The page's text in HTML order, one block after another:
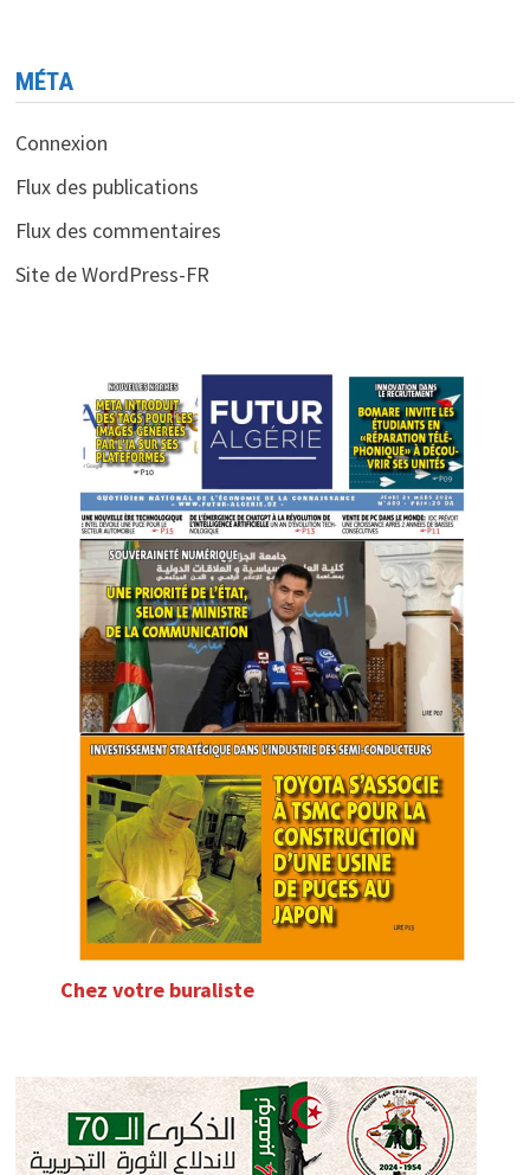
MÉTA
Connexion
Flux des publications
Flux des commentaires
Site de WordPress-FR
Chez votre buraliste